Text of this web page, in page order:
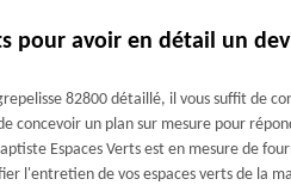
pour avoir en détail un
82800 détaillé, il vous suffit de
concevoir un plan sur mesure pour
Espaces Verts est en mesure de
l'entretien de vos espaces verts de la